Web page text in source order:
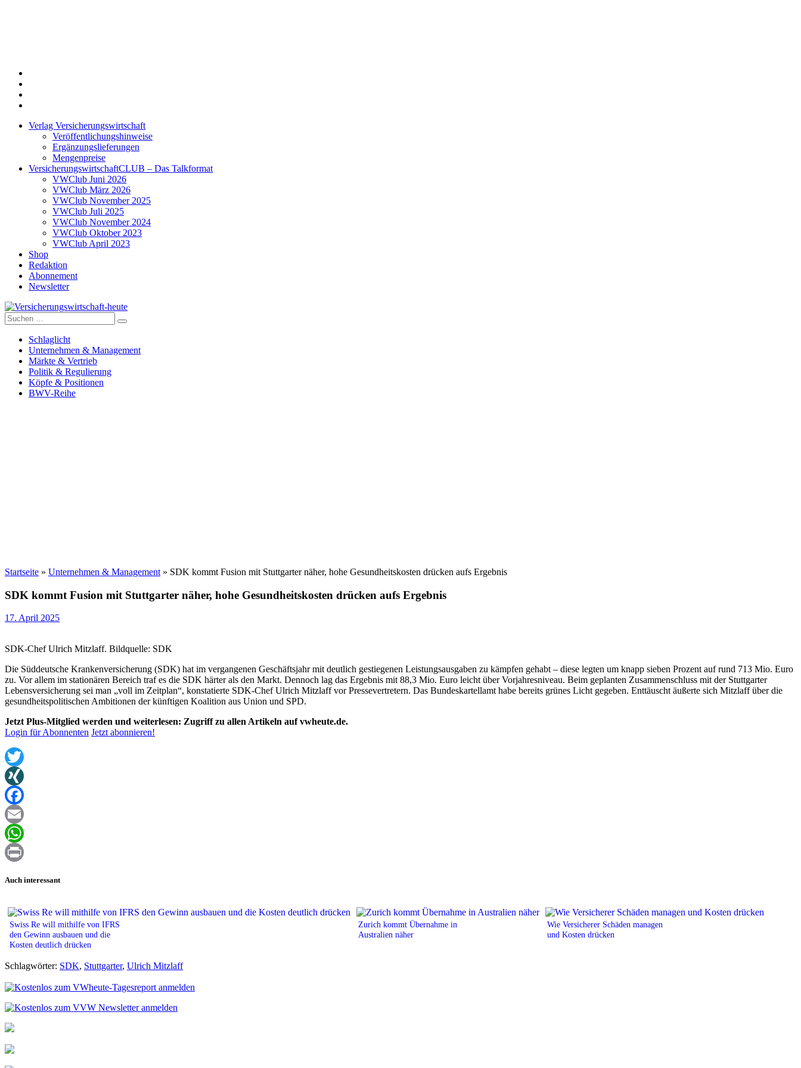
Verlag Versicherungswirtschaft
Veröffentlichungshinweise
Ergänzungslieferungen
Mengenpreise
VersicherungswirtschaftCLUB – Das Talkformat
VWClub Juni 2026
VWClub März 2026
VWClub November 2025
VWClub Juli 2025
VWClub November 2024
VWClub Oktober 2023
VWClub April 2023
Shop
Redaktion
Abonnement
Newsletter
Versicherungswirtschaft-heute
Suche
nach:
Schlaglicht
Unternehmen & Management
Märkte & Vertrieb
Politik & Regulierung
Köpfe & Positionen
BWV-Reihe
Startseite » Unternehmen & Management » SDK kommt Fusion mit Stuttgarter näher, hohe Gesundheitskosten drücken aufs Ergebnis
SDK kommt Fusion mit Stuttgarter näher, hohe Gesundheitskosten drücken aufs Ergebnis
17. April 2025
SDK-Chef Ulrich Mitzlaff. Bildquelle: SDK
Die Süddeutsche Krankenversicherung (SDK) hat im vergangenen Geschäftsjahr mit deutlich gestiegenen Leistungsausgaben zu kämpfen gehabt – diese legten um knapp sieben Prozent auf rund 713 Mio. Euro
zu. Vor allem im stationären Bereich traf es die SDK härter als den Markt. Dennoch lag das Ergebnis mit 88,3 Mio. Euro leicht über Vorjahresniveau. Beim geplanten Zusammenschluss mit der Stuttgarter
Lebensversicherung sei man „voll im Zeitplan“, konstatierte SDK-Chef Ulrich Mitzlaff vor Pressevertretern. Das Bundeskartellamt habe bereits grünes Licht gegeben. Enttäuscht äußerte sich Mitzlaff über die
gesundheitspolitischen Ambitionen der künftigen Koalition aus Union und SPD.
Jetzt Plus-Mitglied werden und weiterlesen: Zugriff zu allen Artikeln auf vwheute.de.
Login für Abonnenten Jetzt abonnieren!
Twitter
XING
Facebook
Email
WhatsApp
Auch interessant
Swiss Re will mithilfe von IFRS
den Gewinn ausbauen und die
Kosten deutlich drücken
Zurich kommt Übernahme in
Australien näher
Wie Versicherer Schäden managen
und Kosten drücken
Schlagwörter: SDK, Stuttgarter, Ulrich Mitzlaff